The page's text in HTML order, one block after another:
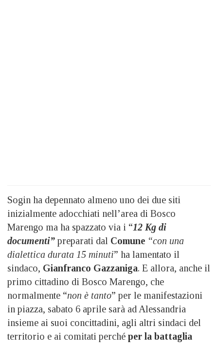
Sogin ha depennato almeno uno dei due siti
inizialmente adocchiati nell’area di Bosco
Marengo ma ha spazzato via i “12 Kg di
documenti” preparati dal Comune “con una
dialettica durata 15 minuti” ha lamentato il
sindaco, Gianfranco Gazzaniga. E allora, anche il
primo cittadino di Bosco Marengo, che
normalmente “non è tanto” per le manifestazioni
in piazza, sabato 6 aprile sarà ad Alessandria
insieme ai suoi concittadini, agli altri sindaci del
territorio e ai comitati perché per la battaglia